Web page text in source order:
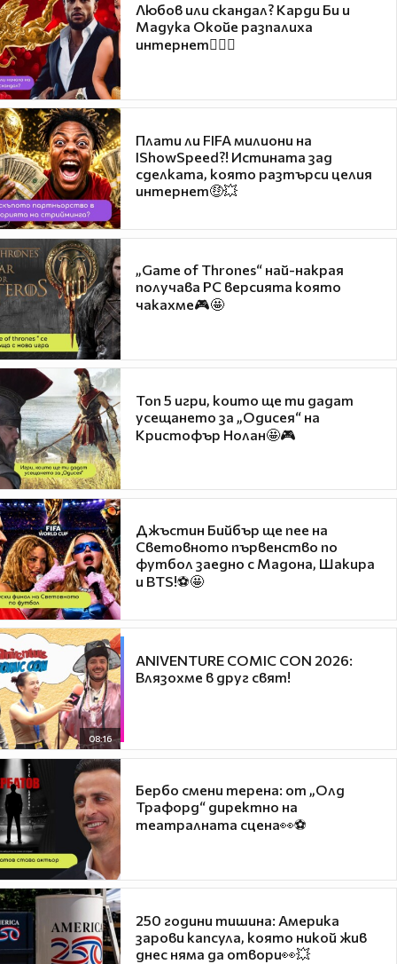
Любов или скандал? Карди Би и
Мадука Окойе разпалиха
интернет❤️‍🔥🔥
Плати ли FIFA милиони на
IShowSpeed?! Истината зад
сделката, която разтърси целия
интернет🤑💥
„Game of Thrones“ най-накрая
получава PC версията която
чакахме🎮🤩
Топ 5 игри, които ще ти дадат
усещането за „Одисея“ на
Кристофър Нолан🤩🎮
Джъстин Бийбър ще пее на
Световното първенство по
футбол заедно с Мадона, Шакира
и BTS!⚽🤩
08:16
ANIVENTURE COMIC CON 2026:
Влязохме в друг свят!
Бербо смени терена: от „Олд
Трафорд“ директно на
театралната сцена👀⚽
250 години тишина: Америка
зарови капсула, която никой жив
днес няма да отвори👀💥